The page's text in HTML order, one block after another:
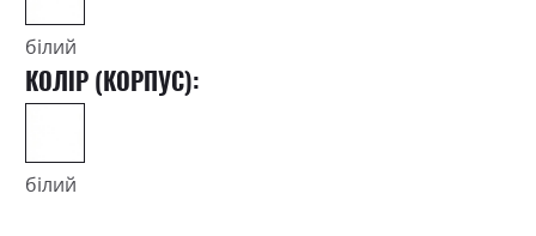
білий
КОЛІР (КОРПУС):
білий